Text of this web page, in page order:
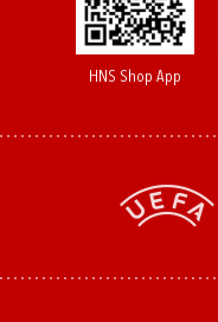
HNS Shop App